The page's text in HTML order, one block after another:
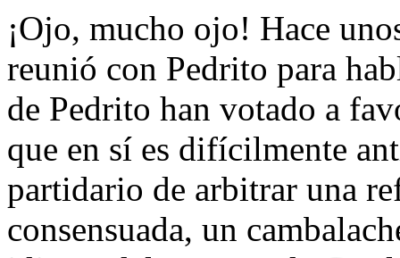
¡Ojo, mucho ojo! Hace
reunió con Pedrito para
de Pedrito han votado a
que en sí es difícilmente
partidario de arbitrar una
consensuada, un